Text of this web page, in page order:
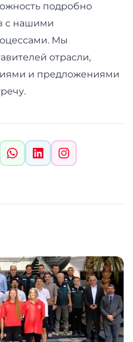
подробно
с нашими
Мы
отрасли,
и предложениями